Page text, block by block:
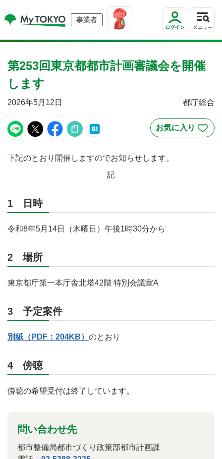
事業者
第253回東京都都市計画審議会を開催
します
2026年5月12日 都庁総合
下記のとおり開催しますのでお知らせします。
記
1 日時
令和8年5月14日（木曜日）午後1時30分から
2 場所
東京都庁第一本庁舎北塔42階 特別会議室A
3 予定案件
別紙（PDF：204KB） のとおり
4 傍聴
傍聴の希望受付は終了しています。
問い合わせ先
都市整備局都市づくり政策部都市計画課